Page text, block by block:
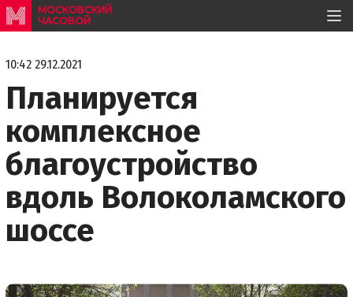
МОСКОВСКИЙ
ЧАСОВОЙ
10:42 29.12.2021
Планируется
комплексное
благоустройство
вдоль Волоколамского
шоссе